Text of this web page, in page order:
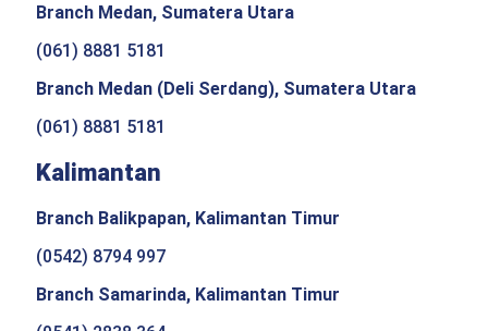
Branch Medan, Sumatera Utara
(061) 8881 5181
Branch Medan (Deli Serdang), Sumatera Utara
(061) 8881 5181
Kalimantan
Branch Balikpapan, Kalimantan Timur
(0542) 8794 997
Branch Samarinda, Kalimantan Timur